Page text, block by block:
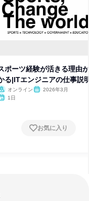
ポーツ経験が活きる理由
る|ITエンジニアの仕事説
オンライン
2026年3月
1日
お気に入り